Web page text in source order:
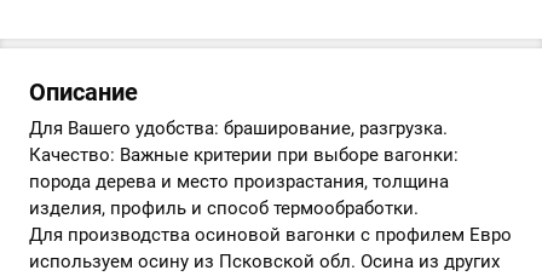
Описание
Для Вашего удобства: браширование, разгрузка.
Качество: Важные критерии при выборе вагонки:
порода дерева и место произрастания, толщина
изделия, профиль и способ термообработки.
Для производства осиновой вагонки с профилем Евро
используем осину из Псковской обл. Осина из других